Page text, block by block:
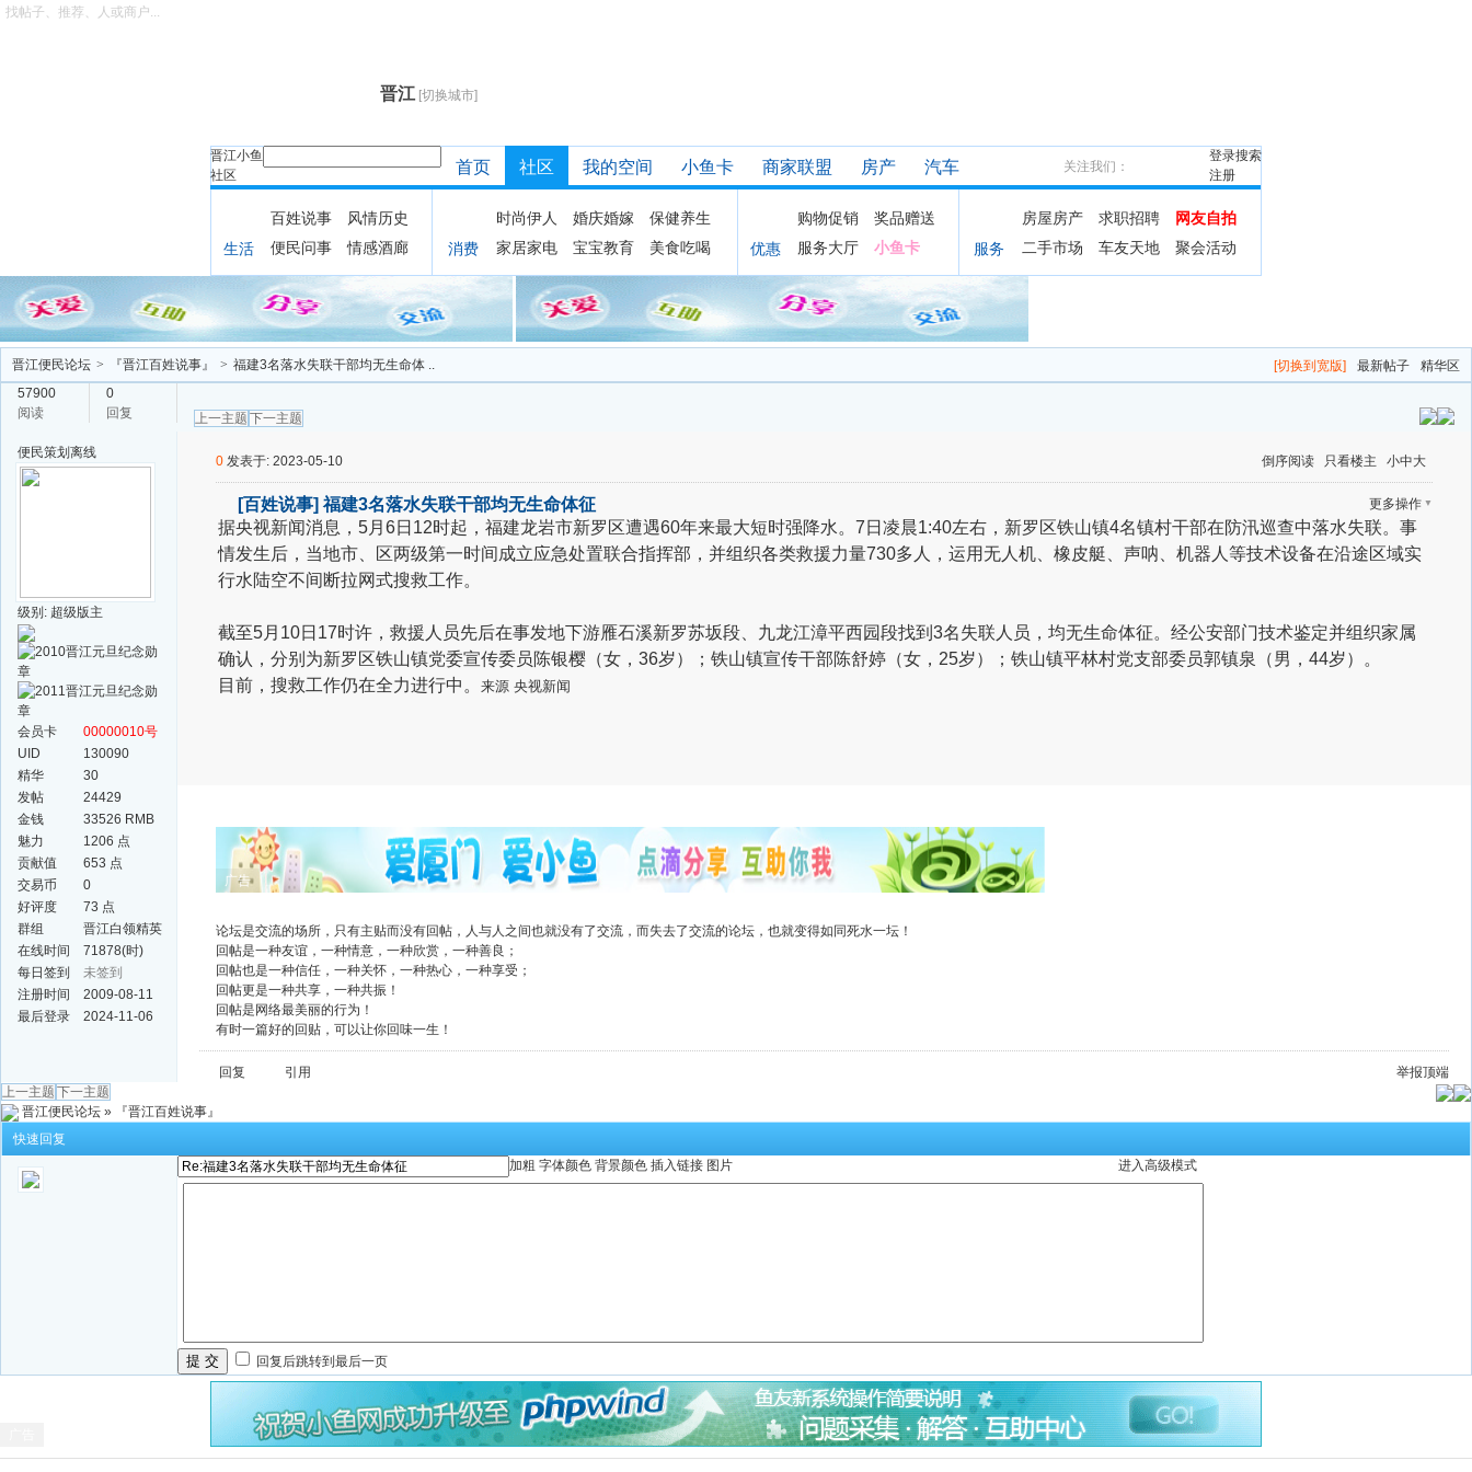
晋江 [切换城市]
晋江小鱼
社区
搜索
找帖子、推荐、人或商户...
登录
注册
首页 社区 我的空间 小鱼卡 商家联盟 房产 汽车 关注我们：
生活
百姓说事
风情历史
便民问事
情感酒廊 消费
时尚伊人 婚庆婚嫁
保健养生
家居家电
宝宝教育 美食吃喝 优惠
购物促销
奖品赠送
服务大厅
小鱼卡 服务
房屋房产 求职招聘
网友自拍
二手市场
车友天地 聚会活动
[切换到宽版] 最新帖子 精华区
晋江便民论坛 > 『晋江百姓说事』 > 福建3名落水失联干部均无生命体 ..
57900
阅读
0
回复
上一主题 下一主题
便民策划 离线
级别: 超级版主
会员卡
00000010号
UID
130090
精华
30
发帖
24429
金钱
33526 RMB
魅力
1206 点
贡献值
653 点
交易币
0
好评度
73 点
群组
晋江白领精英
群
在线时间
71878(时)
每日签到
未签到
注册时间
2009-08-11
最后登录
2024-11-06
倒序阅读 只看楼主 小中大
0 发表于: 2023-05-10
更多操作 ▼
[百姓说事] 福建3名落水失联干部均无生命体征
据央视新闻消息，5月6日12时起，福建龙岩市新罗区遭遇60年来最大短时强降水。 7日凌晨1:40左右，新罗区铁山镇4名镇村干部在防汛巡查中落水失联。 事
情发生后，当地市、区两级第一时间成立应急处置联合指挥部，并组织各类救援力量730多人，运用无人机、橡皮艇、声呐、机器人等技术设备在沿途区域实
行水陆空不间断拉网式搜救工作。
截至5月10日17时许，救援人员先后在事发地下游雁石溪新罗苏坂段、九龙江漳平西园段找到3名失联人员，均无生命体征。经公安部门技术鉴定并组织家属
确认，分别为新罗区铁山镇党委宣传委员陈银樱（女，36岁）；铁山镇宣传干部陈舒婷（女，25岁）；铁山镇平林村党支部委员郭镇泉（男，44岁）。
目前，搜救工作仍在全力进行中。 来源 央视新闻
广告
论坛是交流的场所，只有主贴而没有回帖，人与人之间也就没有了交流，而失去了交流的论坛，也就变得如同死水一坛！
回帖是一种友谊，一种情意，一种欣赏，一种善良；
回帖也是一种信任，一种关怀，一种热心，一种享受；
回帖更是一种共享，一种共振！
回帖是网络最美丽的行为！
有时一篇好的回贴，可以让你回味一生！
回复 引用 举报顶端
上一主题 下一主题
晋江便民论坛 »
『晋江百姓说事』
快速回复
进入高级模式
加粗 字体颜色 背景颜色 插入链接 图片
提 交 回复后跳转到最后一页